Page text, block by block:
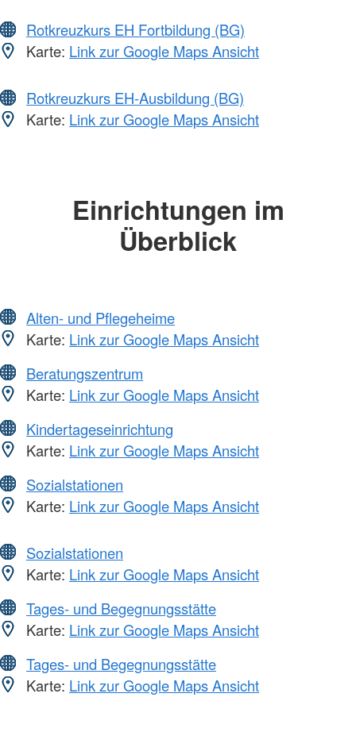
Rotkreuzkurs EH Fortbildung (BG)
Karte: Link zur Google Maps Ansicht
Rotkreuzkurs EH-Ausbildung (BG)
Karte: Link zur Google Maps Ansicht
Einrichtungen im
Überblick
Alten- und Pflegeheime
Karte: Link zur Google Maps Ansicht
Beratungszentrum
Karte: Link zur Google Maps Ansicht
Kindertageseinrichtung
Karte: Link zur Google Maps Ansicht
Sozialstationen
Karte: Link zur Google Maps Ansicht
Sozialstationen
Karte: Link zur Google Maps Ansicht
Tages- und Begegnungsstätte
Karte: Link zur Google Maps Ansicht
Tages- und Begegnungsstätte
Karte: Link zur Google Maps Ansicht